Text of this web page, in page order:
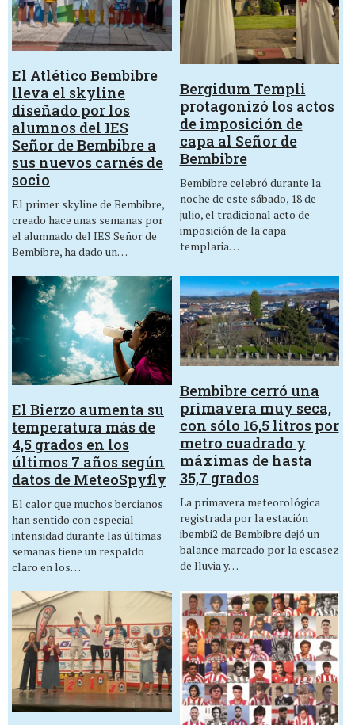
El Atlético Bembibre
lleva el skyline
diseñado por los
alumnos del IES
Señor de Bembibre a
sus nuevos carnés de
socio
El primer skyline de Bembibre,
creado hace unas semanas por
el alumnado del IES Señor de
Bembibre, ha dado un…
Bergidum Templi
protagonizó los actos
de imposición de
capa al Señor de
Bembibre
Bembibre celebró durante la
noche de este sábado, 18 de
julio, el tradicional acto de
imposición de la capa
templaria…
El Bierzo aumenta su
temperatura más de
4,5 grados en los
últimos 7 años según
datos de MeteoSpyfly
El calor que muchos bercianos
han sentido con especial
intensidad durante las últimas
semanas tiene un respaldo
claro en los…
Bembibre cerró una
primavera muy seca,
con sólo 16,5 litros por
metro cuadrado y
máximas de hasta
35,7 grados
La primavera meteorológica
registrada por la estación
ibembi2 de Bembibre dejó un
balance marcado por la escasez
de lluvia y…